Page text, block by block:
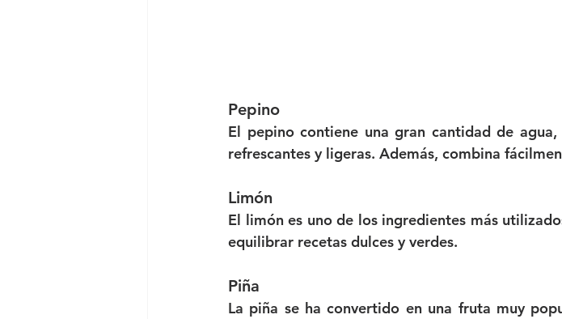
Pepino
El pepino contiene una gran cantidad de
refrescantes y ligeras. Además, combina
Limón
El limón es uno de los ingredientes más
equilibrar recetas dulces y verdes.
Piña
La piña se ha convertido en una fruta muy